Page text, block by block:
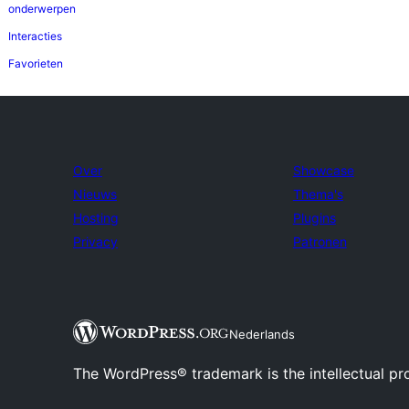
onderwerpen
Interacties
Favorieten
Over
Nieuws
Hosting
Privacy
Showcase
Thema's
Plugins
Patronen
Nederlands
The WordPress® trademark is the intellectual